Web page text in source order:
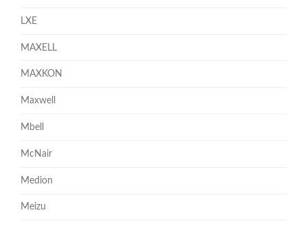
LXE
MAXELL
MAXKON
Maxwell
Mbell
McNair
Medion
Meizu